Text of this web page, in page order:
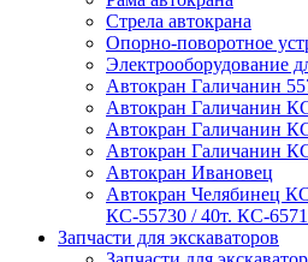
Стрела автокрана
Опорно-поворотное
Электрооборудование
Автокран Галичанин
Автокран Галичанин
Автокран Галичанин
Автокран Галичанин
Автокран Ивановец
Автокран Челябинец
КС-55730 / 40т. КС-
Запчасти для экскаваторов